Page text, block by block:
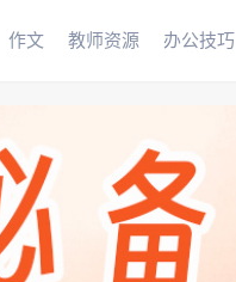
作文 教师资源 办公技巧